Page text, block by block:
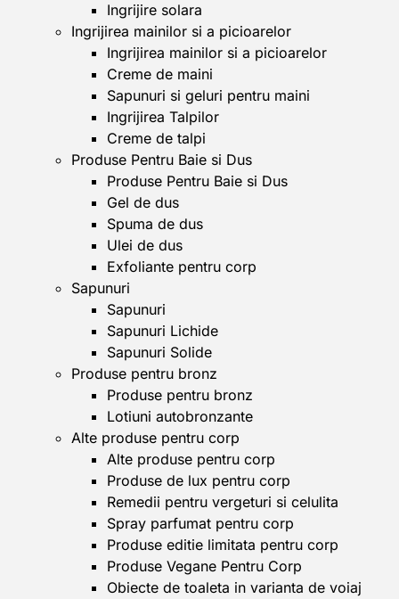
Ingrijire solara
Ingrijirea mainilor si a picioarelor
Ingrijirea mainilor si a picioarelor
Creme de maini
Sapunuri si geluri pentru maini
Ingrijirea Talpilor
Creme de talpi
Produse Pentru Baie si Dus
Produse Pentru Baie si Dus
Gel de dus
Spuma de dus
Ulei de dus
Exfoliante pentru corp
Sapunuri
Sapunuri
Sapunuri Lichide
Sapunuri Solide
Produse pentru bronz
Produse pentru bronz
Lotiuni autobronzante
Alte produse pentru corp
Alte produse pentru corp
Produse de lux pentru corp
Remedii pentru vergeturi si celulita
Spray parfumat pentru corp
Produse editie limitata pentru corp
Produse Vegane Pentru Corp
Obiecte de toaleta in varianta de voiaj